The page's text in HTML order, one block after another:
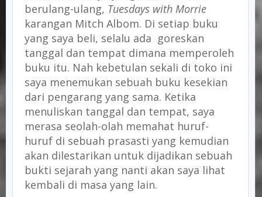
berulang-ulang, Tuesdays with Morrie
karangan Mitch Albom. Di setiap buku
yang saya beli, selalu ada goreskan
tanggal dan tempat dimana memperoleh
buku itu. Nah kebetulan sekali di toko ini
saya menemukan sebuah buku kesekian
dari pengarang yang sama. Ketika
menuliskan tanggal dan tempat, saya
merasa seolah-olah memahat huruf-
huruf di sebuah prasasti yang kemudian
akan dilestarikan untuk dijadikan sebuah
bukti sejarah yang nanti akan saya lihat
kembali di masa yang lain.